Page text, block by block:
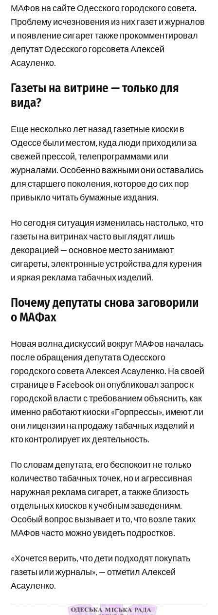
МАФов на сайте Одесского городского совета.
Проблему исчезновения из них газет и журналов
и появление сигарет также прокомментировал
депутат Одесского горсовета Алексей
Асауленко.
Газеты на витрине — только для
вида?
Еще несколько лет назад газетные киоски в
Одессе были местом, куда люди приходили за
свежей прессой, телепрограммами или
журналами. Особенно важными они оставались
для старшего поколения, которое до сих пор
привыкло читать бумажные издания.
Но сегодня ситуация изменилась настолько, что
газеты на витринах часто выглядят лишь
декорацией — основное место занимают
сигареты, электронные устройства для курения
и яркая реклама табачных изделий.
Почему депутаты снова заговорили
о МАФах
Новая волна дискуссий вокруг МАФов началась
после обращения депутата Одесского
городского совета Алексея Асауленко. На своей
странице в Facebook он опубликовал запрос к
городской власти с требованием объяснить, как
именно работают киоски «Горпрессы», имеют ли
они лицензии на продажу табачных изделий и
кто контролирует их деятельность.
По словам депутата, его беспокоит не только
количество табачных точек, но и агрессивная
наружная реклама сигарет, а также близость
отдельных киосков к учебным заведениям.
Особый вопрос вызывает и то, что возле таких
МАФов часто можно увидеть подростков.
«Хочется верить, что дети подходят покупать
газеты или журналы», — отметил Алексей
Асауленко.